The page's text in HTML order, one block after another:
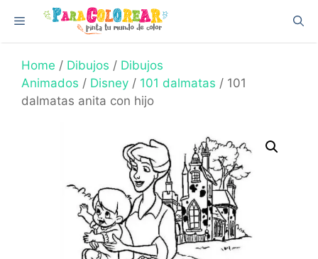
content
Menu
Home / Dibujos / Dibujos
Animados / Disney / 101 dalmatas / 101
dalmatas anita con hijo